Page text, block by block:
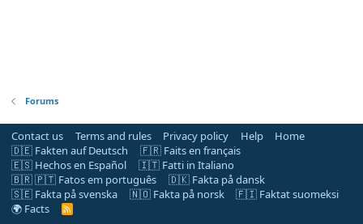
Forums
Contact us Terms and rules Privacy policy Help
Home
🇩🇪 Fakten auf Deutsch
🇫🇷 Faits en français
🇪🇸 Hechos en Español
🇮🇹 Fatti in Italiano
🇧🇷 🇵🇹 Fatos em português
🇩🇰 Fakta på dansk
🇸🇪 Fakta på svenska
🇳🇴 Fakta på norsk
🇫🇮 Faktat suomeksi
🌍 Facts
R